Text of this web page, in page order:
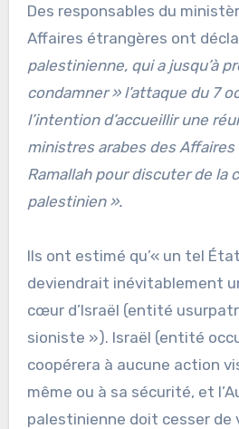
Des responsables du
Affaires étrangères ont
palestinienne, qui a jusqu’à
condamner » l’attaque du 7
l’intention d’accueillir une
ministres arabes des
Ramallah pour discuter de la
palestinien ».
Ils ont estimé qu’« un tel
deviendrait inévitablement
cœur d’Israël (entité
sioniste »). Israël (entité
coopérera à aucune action
même ou à sa sécurité, et
palestinienne doit cesser de